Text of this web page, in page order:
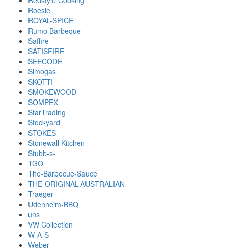
Roesle
ROYAL-SPICE
Rumo Barbeque
Saffire
SATISFIRE
SEECODE
Simogas
SKOTTI
SMOKEWOOD
SOMPEX
StarTrading
Stockyard
STOKES
Stonewall Kitchen
Stubb-s-
TGO
The-Barbecue-Sauce
THE-ORIGINAL-AUSTRALIAN
Traeger
Udenheim-BBQ
uns
VW Collection
W-A-S
Weber